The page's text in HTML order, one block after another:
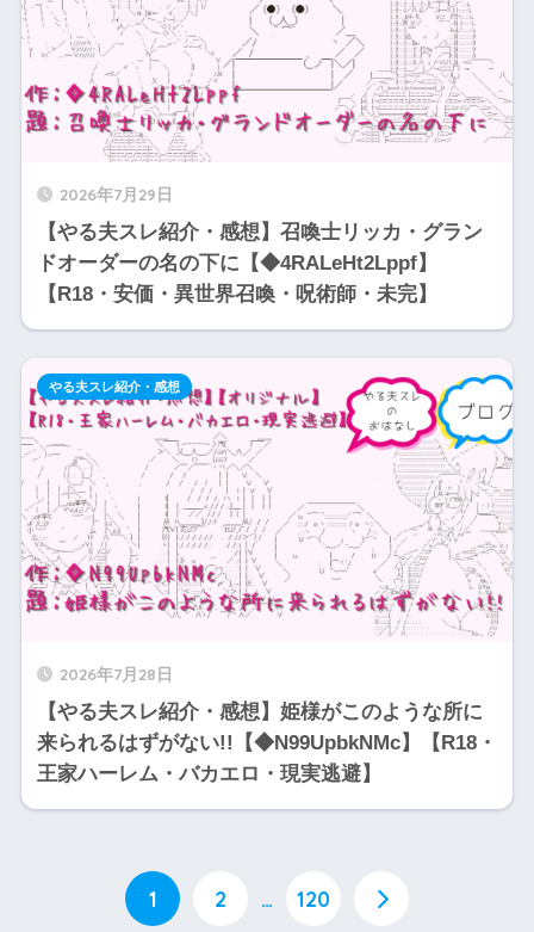
2026年7月29日
【やる夫スレ紹介・感想】召喚士リッカ・グラン
ドオーダーの名の下に【◆4RALeHt2Lppf】
【R18・安価・異世界召喚・呪術師・未完】
2026年7月28日
【やる夫スレ紹介・感想】姫様がこのような所に
来られるはずがない!!【◆N99UpbkNMc】【R18・
王家ハーレム・バカエロ・現実逃避】
やる夫スレ紹介・感想
1 2 … 120